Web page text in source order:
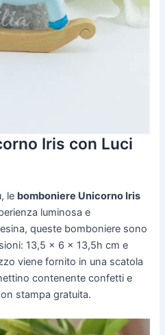
Iris con Luci
le bomboniere Unicorno Iris
luminosa e
queste bomboniere sono
13,5 x 6 x 13,5h cm e
viene fornito in una scatola
contenente confetti e
stampa gratuita.